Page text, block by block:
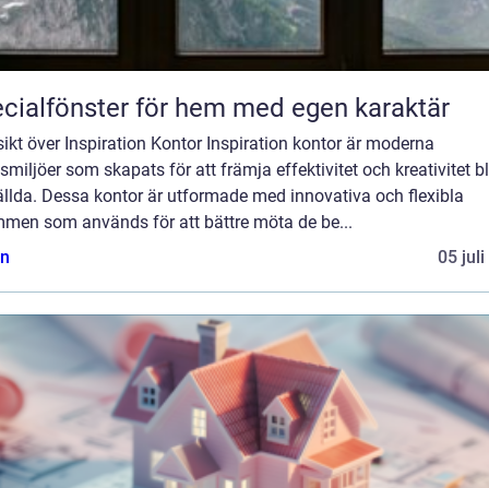
för hem med egen karaktär
över Inspiration Kontor Inspiration kontor är moderna
som skapats för att främja effektivitet och kreativitet
Dessa kontor är utformade med innovativa och flexibla
som används för att bättre möta de be...
05 juli